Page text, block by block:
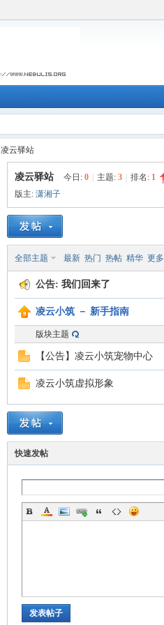
凌云驿站
凌云驿站 今日: 0 主题: 3 排名: 1
版主: 潇湘子
全部主题 最新 热门 热帖 精华 更多
公告: 我们回来了
凌云小筑 － 新手指南
版块主题
【公告】凌云小筑宠物中心
凌云小筑虚拟形象
快速发帖
发表帖子